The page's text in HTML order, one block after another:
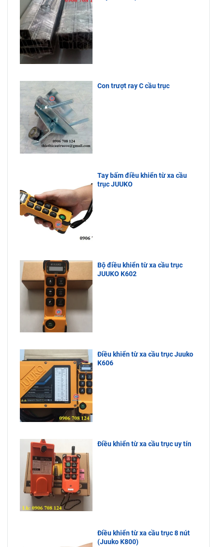
Con trượt ray C cầu trục
Tay bấm điều khiển từ xa cầu
trục JUUKO
Bộ điều khiển từ xa cầu trục
JUUKO K602
Điều khiển từ xa cầu trục Juuko
K606
Điều khiển từ xa cầu trục uy tín
Điều khiển từ xa cầu trục 8 nút
(Juuko K800)